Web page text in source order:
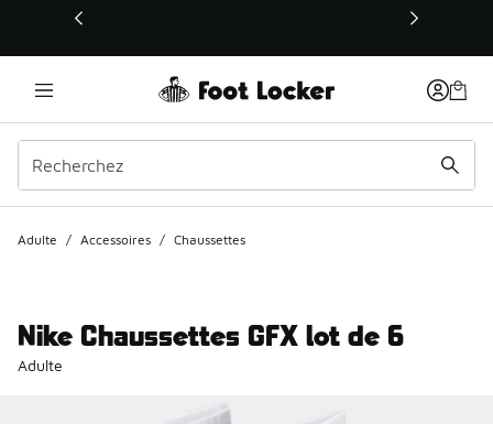
Ce lien s’ouvrira dans une nouvelle fenêtre
Adulte / Accessoires / Chaussettes
Nike Chaussettes GFX lot de 6
Adulte